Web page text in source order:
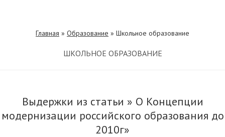
Главная » Образование » Школьное образование
ШКОЛЬНОЕ ОБРАЗОВАНИЕ
Выдержки из статьи » О Концепции
модернизации российского образования до
2010г»